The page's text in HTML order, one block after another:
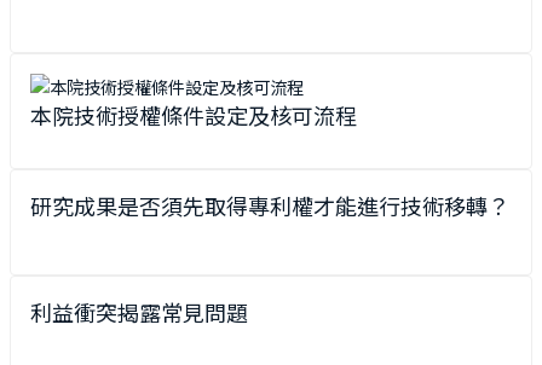
本院技術授權條件設定及核可流程
研究成果是否須先取得專利權才能進行技術移轉？
利益衝突揭露常見問題